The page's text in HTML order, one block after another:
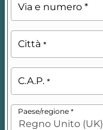
Via e numero *
Città *
C.A.P. *
Paese/regione *
Regno Unito (UK)